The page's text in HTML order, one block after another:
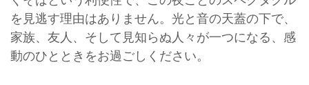
を見逃す理由はありません。光と音の天蓋の下で、
家族、友人、そして見知らぬ人々が一つになる、感
動のひとときをお過ごしください。